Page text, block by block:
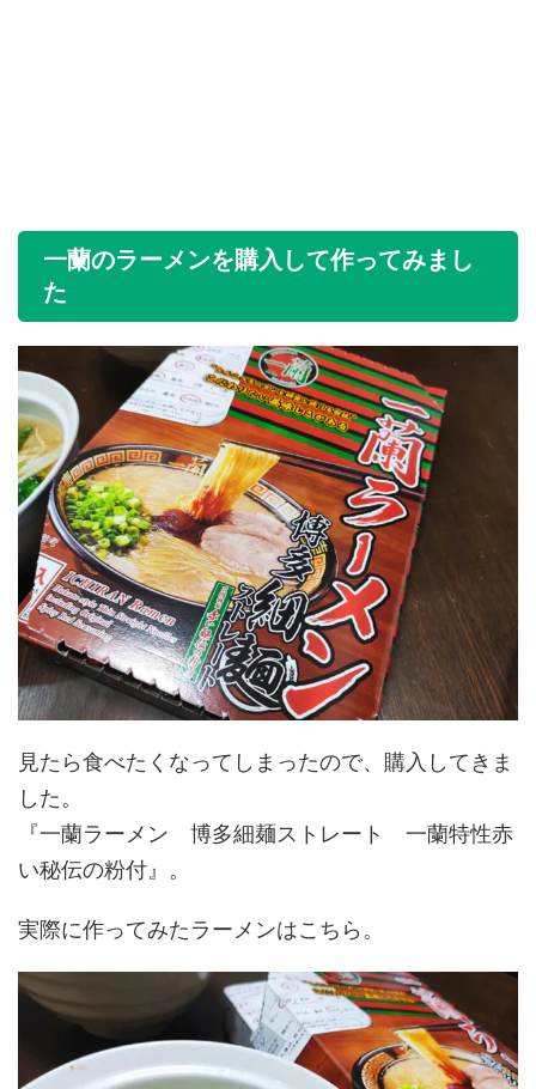
一蘭のラーメンを購入して作ってみまし
た
見たら食べたくなってしまったので、購入してきま
した。
『一蘭ラーメン 博多細麺ストレート 一蘭特性赤
い秘伝の粉付』。
実際に作ってみたラーメンはこちら。